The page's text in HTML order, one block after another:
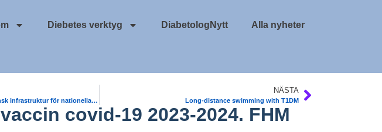
Diebetes verktyg DiabetologNytt Alla nyheter
Interoperabilitet nyckeln till svensk infrastruktur för nationella kvalitetsregister. Utredning
NÄSTA
Long-distance swimming with T1DM
covid-19 2023-2024. FHM